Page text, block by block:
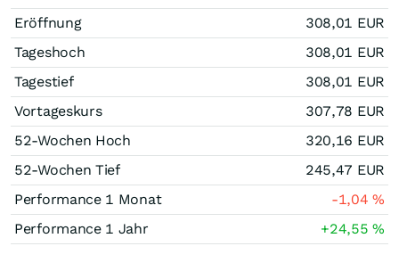
Eröffnung
308,01 EUR
Tageshoch
308,01 EUR
Tagestief
308,01 EUR
Vortageskurs
307,78 EUR
52-Wochen Hoch
320,16 EUR
52-Wochen Tief
245,47 EUR
Performance 1 Monat
-1,04%
Performance 1 Jahr
+24,55%